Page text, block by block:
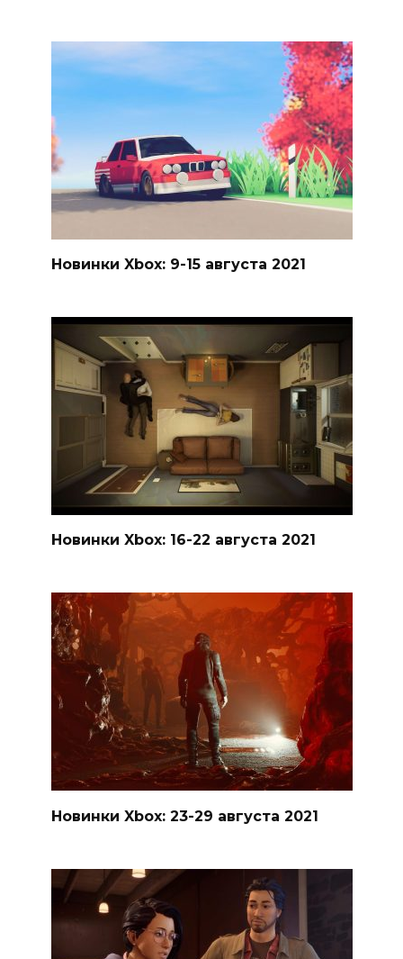
Новинки Xbox: 9-15 августа 2021
Новинки Xbox: 16-22 августа 2021
Новинки Xbox: 23-29 августа 2021